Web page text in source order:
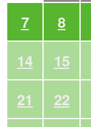
7 8
14
15
21
22